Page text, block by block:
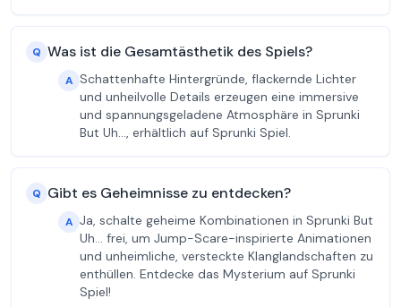
Q Was ist die Gesamtästhetik des Spiels?
A Schattenhafte Hintergründe, flackernde Lichter
und unheilvolle Details erzeugen eine immersive
und spannungsgeladene Atmosphäre in Sprunki
But Uh…, erhältlich auf Sprunki Spiel.
Q Gibt es Geheimnisse zu entdecken?
A Ja, schalte geheime Kombinationen in Sprunki But
Uh… frei, um Jump-Scare-inspirierte Animationen
und unheimliche, versteckte Klanglandschaften zu
enthüllen. Entdecke das Mysterium auf Sprunki
Spiel!